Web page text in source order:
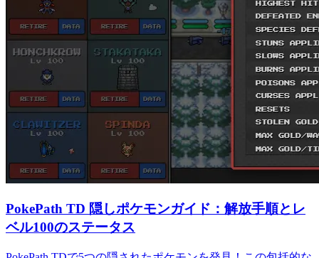
PokePath TD 隠しポケモンガイド：解放手順とレ
ベル100のステータス